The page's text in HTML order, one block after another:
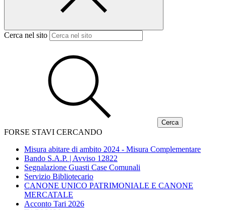
Cerca nel sito
FORSE STAVI CERCANDO
Misura abitare di ambito 2024 - Misura Complementare
Bando S.A.P. | Avviso 12822
Segnalazione Guasti Case Comunali
Servizio Bibliotecario
CANONE UNICO PATRIMONIALE E CANONE
MERCATALE
Acconto Tari 2026